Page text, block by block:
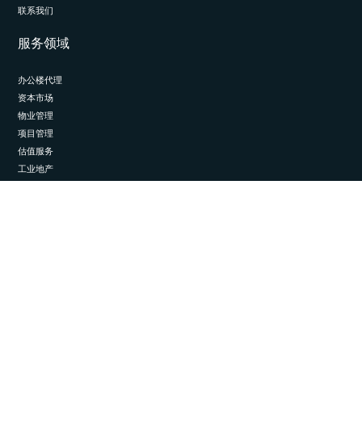
联系我们
服务领域
办公楼代理
资本市场
物业管理
项目管理
估值服务
工业地产